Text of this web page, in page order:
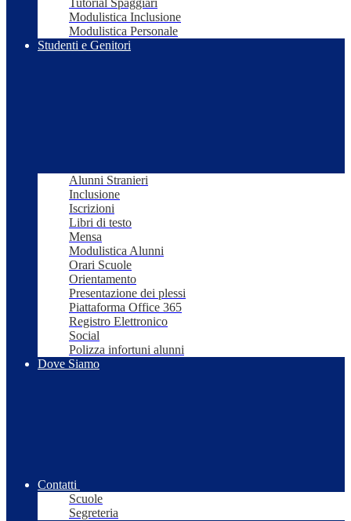
Tutorial Spaggiari
Modulistica Inclusione
Modulistica Personale
Studenti e Genitori
Alunni Stranieri
Inclusione
Iscrizioni
Libri di testo
Mensa
Modulistica Alunni
Orari Scuole
Orientamento
Presentazione dei plessi
Piattaforma Office 365
Registro Elettronico
Social
Polizza infortuni alunni
Dove Siamo
Contatti
Scuole
Segreteria